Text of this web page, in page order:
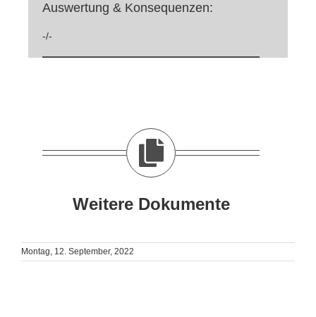
Auswertung & Konsequenzen:
-/-
Weitere Dokumente
Montag, 12. September, 2022